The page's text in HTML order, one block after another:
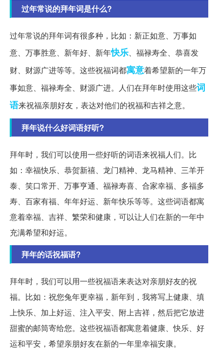
过年常说的拜年词是什么?
过年常说的拜年词有很多种，比如：新正如意、万事如
意、万事胜意、新年好、新年快乐、福禄寿全、恭喜发
财、财源广进等等。这些祝福词都寓意着希望新的一年万
事如意、福禄寿全、财源广进。人们在拜年时使用这些词
语来祝福亲朋好友，表达对他们的祝福和吉祥之意。
拜年说什么好词语好听?
拜年时，我们可以使用一些好听的词语来祝福人们。比
如：幸福快乐、恭贺新禧、龙门精神、龙马精神、三羊开
泰、笑口常开、万事亨通、福禄寿喜、合家幸福、多福多
寿、百家有福、年年好运、新年快乐等等。这些词语都寓
意着幸福、吉祥、繁荣和健康，可以让人们在新的一年中
充满希望和好运。
拜年的话祝福语?
拜年时，我们可以用一些祝福语来表达对亲朋好友的祝
福。比如：祝您兔年更幸福，新年到，我将写上健康、填
上快乐、加上好运、注入平安、附上吉祥，然后把它放进
甜蜜的邮筒寄给您。这些祝福语都寓意着健康、快乐、好
运和平安，希望亲朋好友在新的一年里幸福安康。